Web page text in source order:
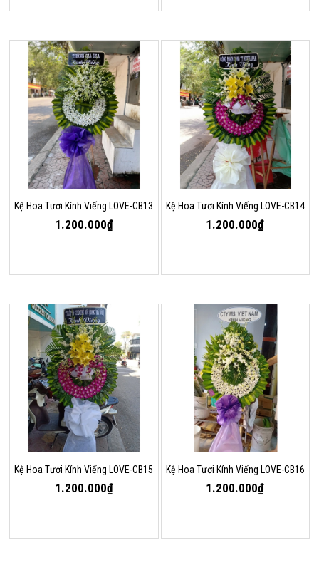
Kệ Hoa Tươi Kính Viếng LOVE-CB13
1.200.000₫
Kệ Hoa Tươi Kính Viếng LOVE-CB14
1.200.000₫
Kệ Hoa Tươi Kính Viếng LOVE-CB15
1.200.000₫
Kệ Hoa Tươi Kính Viếng LOVE-CB16
1.200.000₫